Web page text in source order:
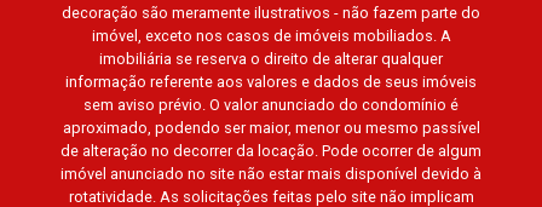
decoração são meramente ilustrativos - não fazem parte do
imóvel, exceto nos casos de imóveis mobiliados. A
imobiliária se reserva o direito de alterar qualquer
informação referente aos valores e dados de seus imóveis
sem aviso prévio. O valor anunciado do condomínio é
aproximado, podendo ser maior, menor ou mesmo passível
de alteração no decorrer da locação. Pode ocorrer de algum
imóvel anunciado no site não estar mais disponível devido à
rotatividade. As solicitações feitas pelo site não implicam